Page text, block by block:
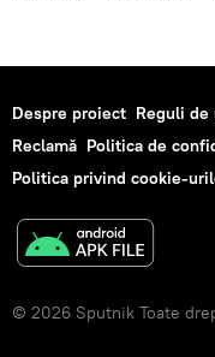
Despre proiect Reguli de
Reclamă Politica de
Politica privind cookie-
© 2026 Sputnik Toate